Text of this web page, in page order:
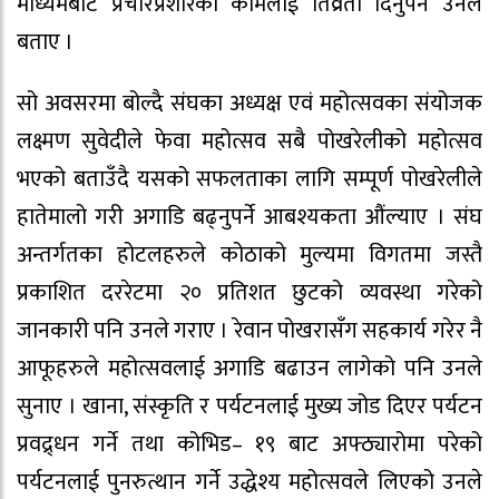
बताए ।
सो अवसरमा बोल्दै संघका अध्यक्ष एवं महोत्सवका संयोजक
लक्ष्मण सुवेदीले फेवा महोत्सव सबै पोखरेलीको महोत्सव
भएको बताउँदै यसको सफलताका लागि सम्पूर्ण पोखरेलीले
हातेमालो गरी अगाडि बढ्नुपर्ने आबश्यकता औंल्याए । संघ
अन्तर्गतका होटलहरुले कोठाको मुल्यमा विगतमा जस्तै
प्रकाशित दररेटमा २० प्रतिशत छुटको व्यवस्था गरेको
जानकारी पनि उनले गराए । रेवान पोखरासँग सहकार्य गरेर नै
आफूहरुले महोत्सवलाई अगाडि बढाउन लागेको पनि उनले
सुनाए । खाना, संस्कृति र पर्यटनलाई मुख्य जोड दिएर पर्यटन
प्रवद्र्धन गर्ने तथा कोभिड– १९ बाट अफ्ठ्यारोमा परेको
पर्यटनलाई पुनरुत्थान गर्ने उद्धेश्य महोत्सवले लिएको उनले